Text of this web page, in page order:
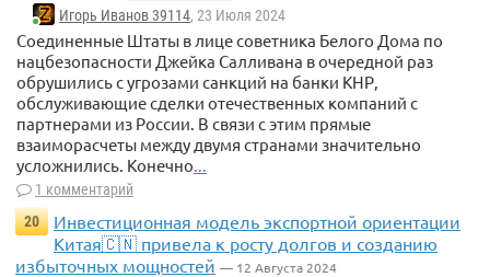
Игорь Иванов 39114, 23 Июля 2024
Соединенные Штаты в лице советника Белого Дома по
нацбезопасности Джейка Салливана в очередной раз
обрушились с угрозами санкций на банки КНР,
обслуживающие сделки отечественных компаний с
партнерами из России. В связи с этим прямые
взаиморасчеты между двумя странами значительно
усложнились. Конечно...
1 комментарий
20
Инвестиционная модель экспортной ориентации
Китая🇨🇳 привела к росту долгов и созданию
избыточных мощностей — 12 Августа 2024